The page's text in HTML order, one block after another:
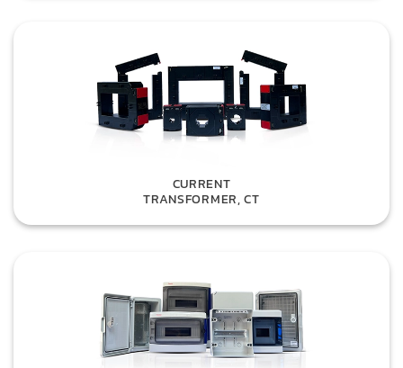
CURRENT
TRANSFORMER, CT